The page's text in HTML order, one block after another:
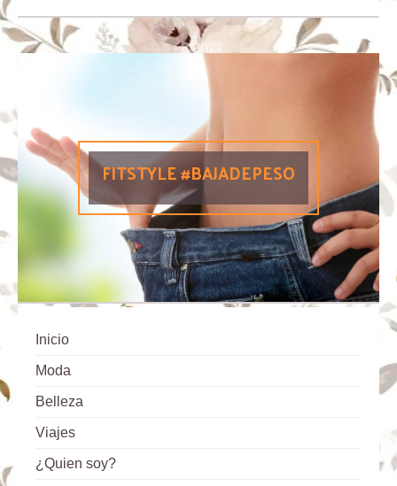
FITSTYLE #BAJADEPESO
Inicio
Moda
Belleza
Viajes
¿Quien soy?